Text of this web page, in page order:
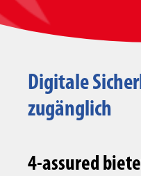
Digitale
zugänglich
4-assured